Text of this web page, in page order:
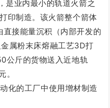
是业内最小的轨道火箭之
印制造。该火箭整个箭体
接能量沉积（内部开发的
属粉末床熔融工艺3D打
公斤的货物送入近地轨
。
化的工厂中使用增材制造